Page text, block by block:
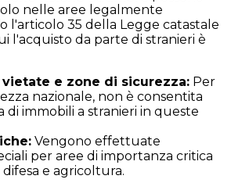
nelle aree legalmente
l'articolo 35 della Legge catastale
l'acquisto da parte di stranieri è
e zone di sicurezza: Per
nazionale, non è consentita
di immobili a stranieri in queste
Vengono effettuate
per aree di importanza critica
e agricoltura.